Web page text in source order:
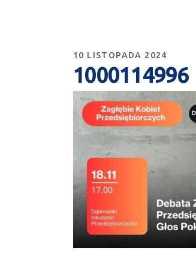
10 LISTOPADA 2024
1000114996